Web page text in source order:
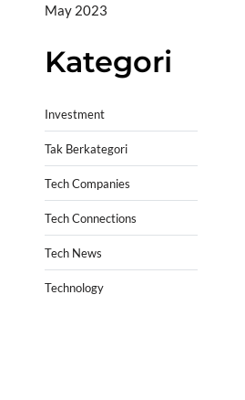
May 2023
Kategori
Investment
Tak Berkategori
Tech Companies
Tech Connections
Tech News
Technology